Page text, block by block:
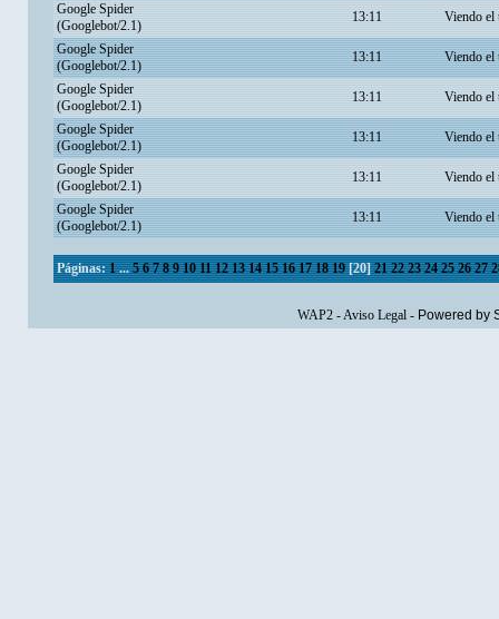
Google Spider
(Googlebot/2.1)
13:11 Viendo el
Google Spider
(Googlebot/2.1)
13:11 Viendo el
Google Spider
(Googlebot/2.1)
13:11 Viendo el
Google Spider
(Googlebot/2.1)
13:11 Viendo el
Google Spider
(Googlebot/2.1)
13:11 Viendo el
Google Spider
(Googlebot/2.1)
13:11 Viendo el
Páginas: 1 ...5 6 7 8 9 10 11 12 13 14 15 16 17 18 19[20]21 22 23 24 25 26 27
WAP2-Aviso Legal- Powered by